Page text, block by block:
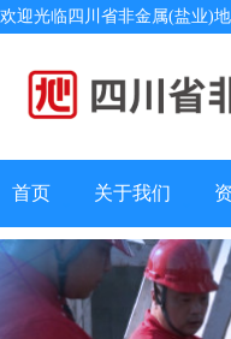
欢迎光临四川省非金属(盐业)
首页 关于我们